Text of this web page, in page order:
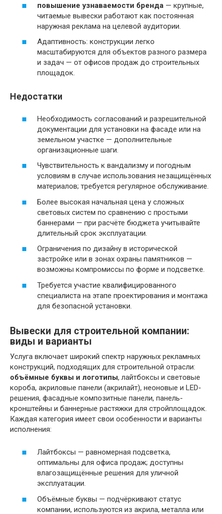
повышение узнаваемости бренда — крупные,
читаемые вывески работают как постоянная
наружная реклама на целевой аудитории.
Адаптивность: конструкции легко
масштабируются для объектов разного размера
и задач — от офисов продаж до строительных
площадок.
Недостатки
Необходимость согласований и разрешительной
документации для установки на фасаде или на
земельном участке — дополнительные
организационные шаги.
Чувствительность к вандализму и погодным
условиям в случае использования незащищённых
материалов; требуется регулярное обслуживание.
Более высокая начальная цена у сложных
световых систем по сравнению с простыми
баннерами — при расчёте бюджета учитывайте
длительный срок эксплуатации.
Ограничения по дизайну в исторической
застройке или в зонах охраны памятников —
возможны компромиссы по форме и подсветке.
Требуется участие квалифицированного
специалиста на этапе проектирования и монтажа
для безопасной установки.
Вывески для строительной компании:
виды и варианты
Услуга включает широкий спектр наружных рекламных
конструкций, подходящих для строительной отрасли:
объёмные буквы и логотипы, лайтбоксы и световые
короба, акриловые панели (акрилайт), неоновые и LED-
решения, фасадные композитные панели, панель-
кронштейны и баннерные растяжки для стройплощадок.
Каждая категория имеет свои особенности и варианты
исполнения:
Лайтбоксы — равномерная подсветка,
оптимальны для офиса продаж; доступны
влагозащищённые решения для уличной
эксплуатации.
Объёмные буквы — подчёркивают статус
компании, используются из акрила, металла или